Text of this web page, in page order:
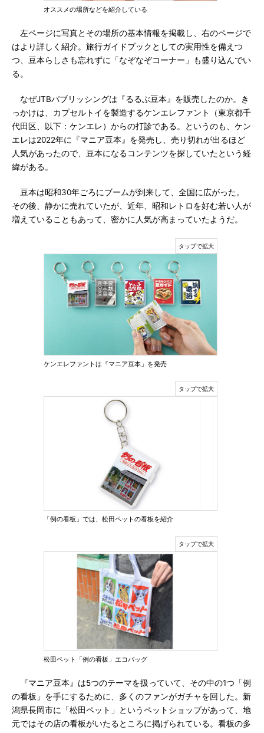
オススメの場所などを紹介している
左ページに写真とその場所の基本情報を掲載し、右のページで
はより詳しく紹介。旅行ガイドブックとしての実用性を備えつ
つ、豆本らしさも忘れずに「なぞなぞコーナー」も盛り込んでい
る。
なぜJTBパブリッシングは『るるぶ豆本』を販売したのか。き
っかけは、カプセルトイを製造するケンエレファント（東京都千
代田区、以下：ケンエレ）からの打診である。というのも、ケン
エレは2022年に『マニア豆本』を発売し、売り切れが出るほど
人気があったので、豆本になるコンテンツを探していたという経
緯がある。
豆本は昭和30年ごろにブームが到来して、全国に広がった。
その後、静かに売れていたが、近年、昭和レトロを好む若い人が
増えていることもあって、密かに人気が高まっていたようだ。
ケンエレファントは『マニア豆本」を発売
「例の看板」では、松田ペットの看板を紹介
松田ペット「例の看板」エコバッグ
『マニア豆本』は5つのテーマを扱っていて、その中の1つ「例
の看板」を手にするために、多くのファンがガチャを回した。新
潟県長岡市に「松田ペット」というペットショップがあって、地
元ではその店の看板がいたるところに掲げられている。看板の多